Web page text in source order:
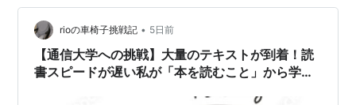
こえない。目をやると、ついこの間まであった店が、閉
店していた――。 そしてこの街は、駅に向かってすり鉢
状に沈むような地形になっている。 夏に…
rioの車椅子挑戦記 • 5日前
【通信大学への挑戦】大量のテキストが到着！読
書スピードが遅い私が「本を読むこと」から学ん